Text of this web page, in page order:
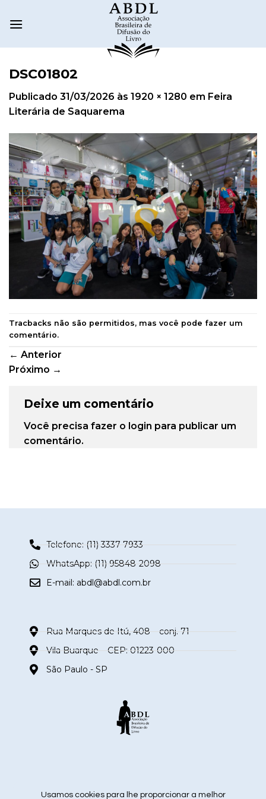
DSC01802
Publicado 31/03/2026 às 1920 × 1280 em Feira
Literária de Saquarema
Tracbacks não são permitidos, mas você pode fazer um
comentário.
← Anterior
Próximo →
Deixe um comentário
Você precisa fazer o login para publicar um
comentário.
Telefone: (11) 3337-7933
WhatsApp: (11) 95848-2098
E-mail: abdl@abdl.com.br
Rua Marques de Itú, 408 – conj. 71
Vila Buarque – CEP: 01223-000
São Paulo - SP
siga nas redes sociais
Usamos cookies para lhe proporcionar a melhor